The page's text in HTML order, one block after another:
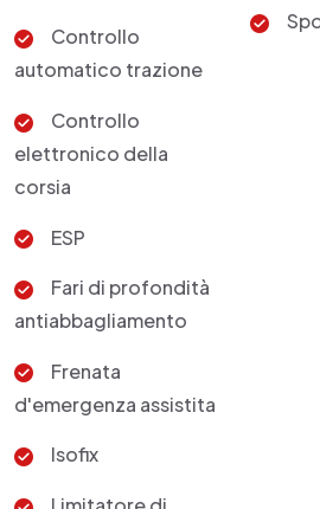
Controllo
automatico trazione
Controllo
elettronico della
corsia
ESP
Fari di profondità
antiabbagliamento
Frenata
d'emergenza assistita
Isofix